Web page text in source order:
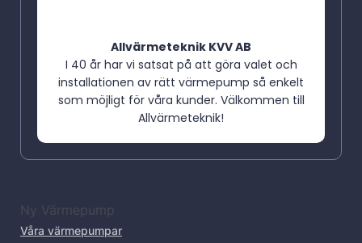
Allvärmeteknik KVV AB
I 40 år har vi satsat på att göra valet och
installationen av rätt värmepump så enkelt
som möjligt för våra kunder. Välkommen till
Allvärmeteknik!
Ny Värmepump
Våra värmepumpar